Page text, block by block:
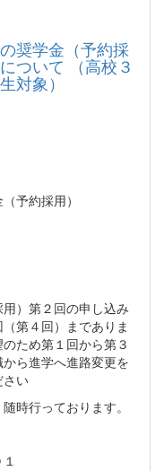
奨学金（予約採
ついて （高校３
対象）
予約採用）
）第２回の申し込み
第４回）までありま
ため第１回から第３
ら進学へ進路変更を
さい
時行っております。